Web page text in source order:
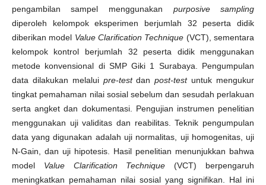
pengambilan sampel menggunakan purposive sampling
diperoleh kelompok eksperimen berjumlah 32 peserta didik
diberikan model Value Clarification Technique (VCT), sementara
kelompok kontrol berjumlah 32 peserta didik menggunakan
metode konvensional di SMP Giki 1 Surabaya. Pengumpulan
data dilakukan melalui pre-testdanpost-testuntuk mengukur
tingkat pemahaman nilai sosial sebelum dan sesudah perlakuan
serta angket dan dokumentasi. Pengujian instrumen penelitian
menggunakan uji validitas dan reabilitas. Teknik pengumpulan
data yang digunakan adalah uji normalitas, uji homogenitas, uji
N-Gain, dan uji hipotesis. Hasil penelitian menunjukkan bahwa
model Value Clarification Technique (VCT) berpengaruh
meningkatkan pemahaman nilai sosial yang signifikan. Hal ini